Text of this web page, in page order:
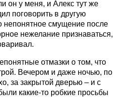
он у меня, и Алекс тут же
поговорить в другую
непонятное смущение после
нежелание признаваться,
отмазки о том, что
Вечером и даже ночью, по
за закрытой дверью – и с
какие-то робкие просьбы